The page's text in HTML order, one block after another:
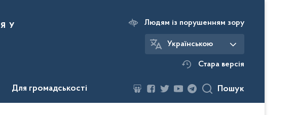
у
Людям із порушенням зору
Українською
Стара версія
Для громадськості Пошук